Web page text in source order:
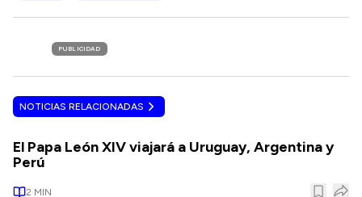
PUBLICIDAD
NOTICIAS RELACIONADAS
El Papa León XIV viajará a Uruguay, Argentina y
Perú
2 MIN